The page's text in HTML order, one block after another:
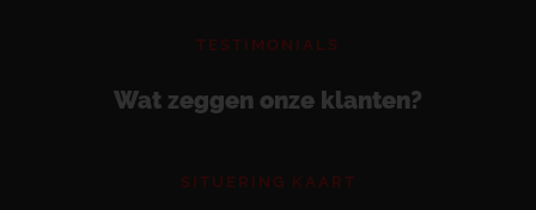
TESTIMONIALS
Wat zeggen onze klanten?
SITUERING KAART